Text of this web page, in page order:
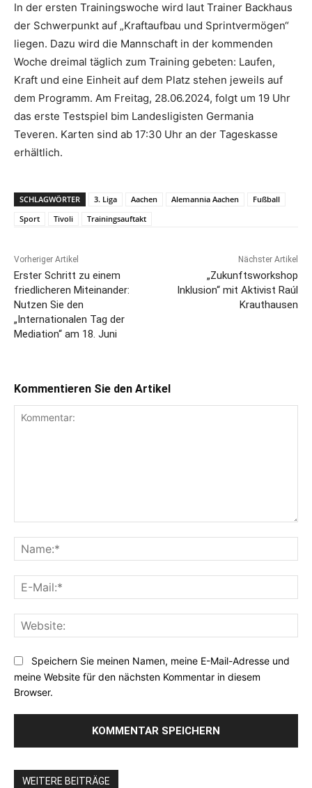
In der ersten Trainingswoche wird laut Trainer Backhaus
der Schwerpunkt auf „Kraftaufbau und Sprintvermögen“
liegen. Dazu wird die Mannschaft in der kommenden
Woche dreimal täglich zum Training gebeten: Laufen,
Kraft und eine Einheit auf dem Platz stehen jeweils auf
dem Programm. Am Freitag, 28.06.2024, folgt um 19 Uhr
das erste Testspiel bim Landesligisten Germania
Teveren. Karten sind ab 17:30 Uhr an der Tageskasse
erhältlich.
SCHLAGWÖRTER 3. Liga Aachen Alemannia Aachen
Fußball
Sport
Tivoli Trainingsauftakt
Vorheriger Artikel
Erster Schritt zu einem
friedlicheren Miteinander:
Nutzen Sie den
„Internationalen Tag der
Mediation“ am 18. Juni
Nächster Artikel
„Zukunftsworkshop
Inklusion“ mit Aktivist Raúl
Krauthausen
Kommentieren Sie den Artikel
Speichern Sie meinen Namen, meine E-Mail-Adresse und
meine Website für den nächsten Kommentar in diesem
Browser.
WEITERE BEITRÄGE